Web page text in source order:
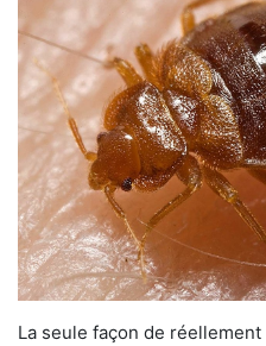
La seule façon de